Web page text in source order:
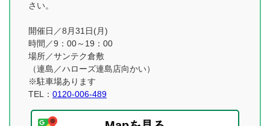
さい。
開催日／8月31日(月)
時間／9：00～19：00
場所／サンテク倉敷
（連島／ハローズ連島店向かい）
※駐車場あります
TEL： 0120-006-489